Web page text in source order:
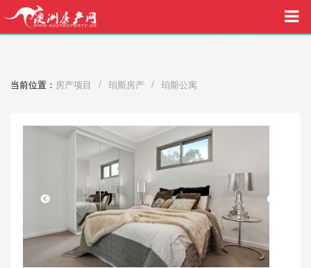
买家中介VIP服务，助您安心购房
当前位置： 房产项目 / 珀斯房产 / 珀斯公寓